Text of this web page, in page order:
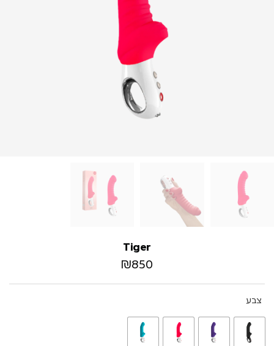
Tiger
₪850
צבע